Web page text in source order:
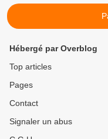
Hébergé par Overblog
Top articles
Pages
Contact
Signaler un abus